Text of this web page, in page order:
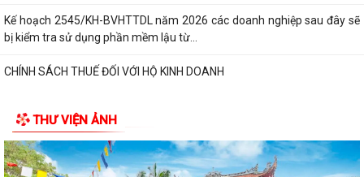
XÃ VĨNH HÒA TỔ CHỨC TẬP HUẤN, DIỄN TẬP CÁC PHẦN VIỆC TRONG
NGÀY BẦU CỬ
Thông báo về ngày bầu cử, địa điểm bỏ phiếu, thời gian bỏ phiếu bầu
Thông báo hưởng ứng phong trào “Toàn dân sử dụng năng lượng tiết
kiệm hiệu quả và Chiến dịch Giờ...
Toàn văn chương trình hành động của đồng chí Phạm Thành Trung -
THƯ VIỆN ẢNH